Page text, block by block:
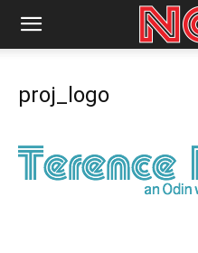
proj_logo